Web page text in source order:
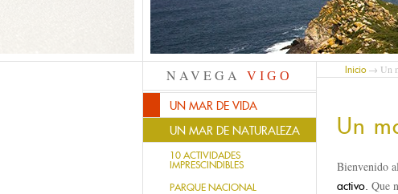
NAVEGA VIGO
UN MAR DE VIDA
UN MAR DE NATURALEZA
10 ACTIVIDADES
IMPRESCINDIBLES
PARQUE NACIONAL
Inicio→ Un
Un
Bienvenido
activo. Que